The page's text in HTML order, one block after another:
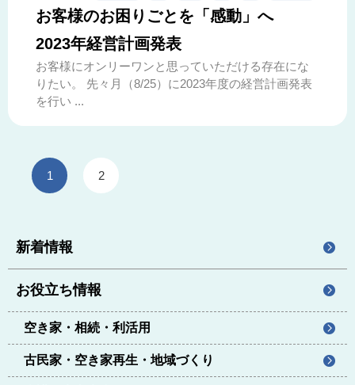
お客様のお困りごとを「感動」へ
2023年経営計画発表
お客様にオンリーワンと思っていただける存在にな
りたい。 先々月（8/25）に2023年度の経営計画発表
を行い ...
1 2
新着情報
お役立ち情報
空き家・相続・利活用
古民家・空き家再生・地域づくり